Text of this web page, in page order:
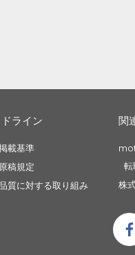
ライン
載基準
稿規定
質に対する取り組み
関
転
株